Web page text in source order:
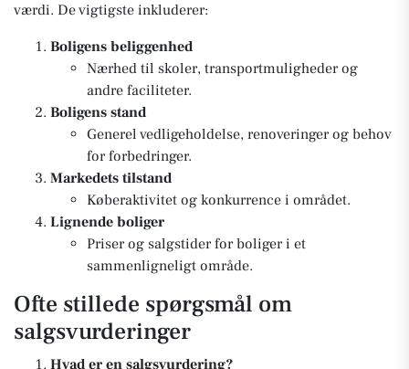
værdi. De vigtigste inkluderer:
Boligens beliggenhed
Nærhed til skoler, transportmuligheder og
andre faciliteter.
Boligens stand
Generel vedligeholdelse, renoveringer og behov
for forbedringer.
Markedets tilstand
Køberaktivitet og konkurrence i området.
Lignende boliger
Priser og salgstider for boliger i et
sammenligneligt område.
Ofte stillede spørgsmål om
salgsvurderinger
Hvad er en salgsvurdering?